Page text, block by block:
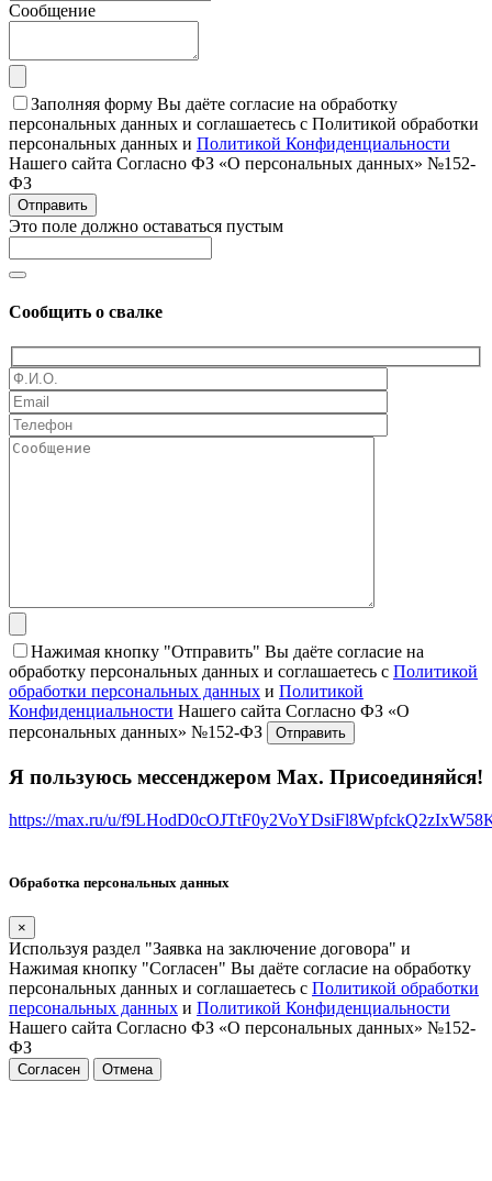
Сообщение
Заполняя форму Вы даёте согласие на обработку
персональных данных и соглашаетесь с Политикой обработки
персональных данных и Политикой Конфиденциальности
Нашего сайта Согласно ФЗ «О персональных данных» №152-
ФЗ
Отправить
Это поле должно оставаться пустым
Сообщить о свалке
Нажимая кнопку "Отправить" Вы даёте согласие на
обработку персональных данных и соглашаетесь с Политикой
обработки персональных данных и Политикой
Конфиденциальности Нашего сайта Согласно ФЗ «О
персональных данных» №152-ФЗ
Я пользуюсь мессенджером Max. Присоединяйся!
https://max.ru/u/
Обработка персональных данных
×
Используя раздел "Заявка на заключение договора" и
Нажимая кнопку "Согласен" Вы даёте согласие на обработку
персональных данных и соглашаетесь с Политикой обработки
персональных данных и Политикой Конфиденциальности
Нашего сайта Согласно ФЗ «О персональных данных» №152-
ФЗ
Согласен Отмена